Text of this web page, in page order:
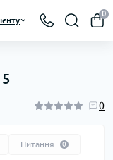
0
0
Питання 0